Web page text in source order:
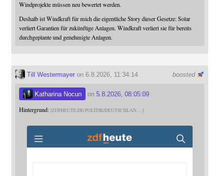
Windprojekte müssen neu bewertet werden.
Deshalb ist Windkraft für mich die eigentliche Story dieser Gesetze: Solar
verliert Garantien für zukünftige Anlagen. Windkraft verliert sie für bereits
durchgeplante und genehmigte Anlagen.
boosted
Till Westermayeron 6.8.2026, 11:34:14
Katharina Nocun on 5.8.2026, 08:05:09
Hintergrund: ZDFHEUTE.DE/POLITIK/DEUTSCHLAN